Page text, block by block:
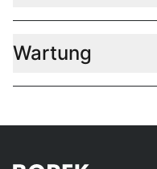
Wartung